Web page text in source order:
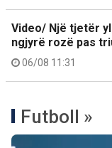
Video/ Një tjetër
ngjyrë rozë pas
06/08 11:31
Futboll »